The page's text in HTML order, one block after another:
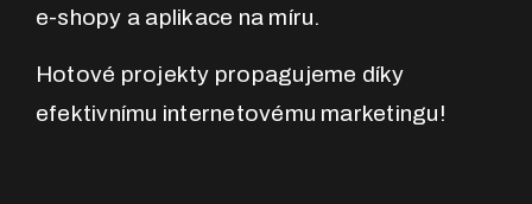
e-shopy a aplikace na míru.
Hotové projekty propagujeme díky
efektivnímu internetovému marketingu!